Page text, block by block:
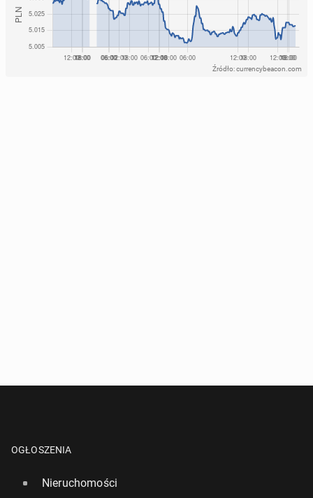
Źródło: currencybeacon.com
OGŁOSZENIA
Nieruchomości